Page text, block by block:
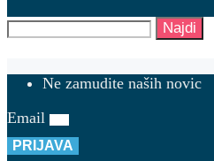
Najdi
Ne zamudite naših novic
Email
PRIJAVA